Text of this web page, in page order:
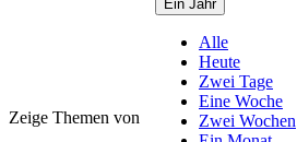
Zeige Themen von
Ein Jahr
Alle
Heute
Zwei Tage
Eine Woche
Zwei Wochen